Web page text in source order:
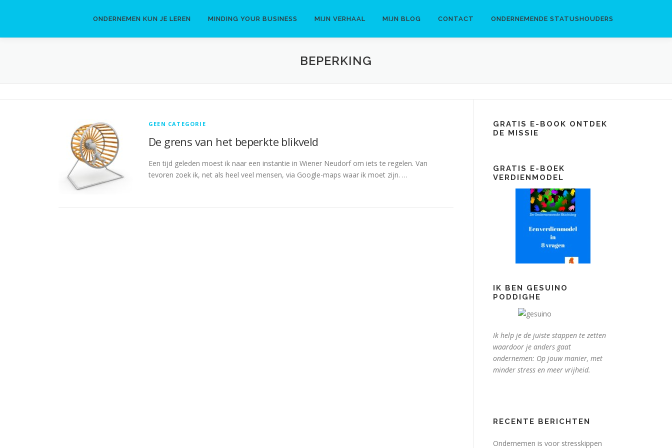
springen
ONDERNEMEN KUN JE LEREN MINDING YOUR BUSINESS MIJN VERHAAL MIJN BLOG CONTACT ONDERNEMENDE STATUSHOUDERS
BEPERKING
GEEN CATEGORIE
De grens van het beperkte blikveld
Een tijd geleden moest ik naar een instantie in Wiener Neudorf om iets te regelen. Van
tevoren zoek ik, net als heel veel mensen, via Google-maps waar ik moet zijn. …
GRATIS E-BOOK ONTDEK
DE MISSIE
GRATIS E-BOEK
VERDIENMODEL
IK BEN GESUINO
PODDIGHE
Ik help je de juiste stappen te zetten
waardoor je anders gaat
ondernemen: Op jouw manier, met
minder stress en meer vrijheid.
RECENTE BERICHTEN
Ondernemen is voor stresskippen